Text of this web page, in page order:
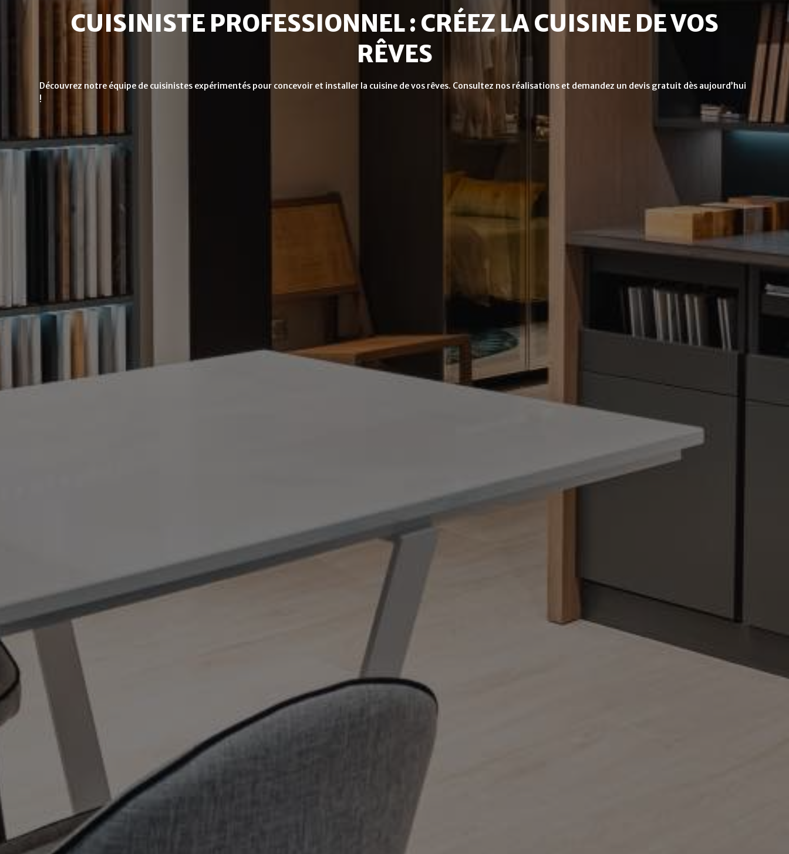
CUISINISTE PROFESSIONNEL : CRÉEZ LA CUISINE DE VOS
RÊVES
Découvrez notre équipe de cuisinistes expérimentés pour concevoir et installer la cuisine de vos rêves. Consultez nos réalisations et demandez un devis gratuit dès aujourd’hui
!